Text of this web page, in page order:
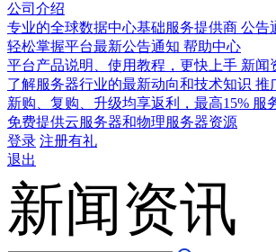
公司介绍
专业的全球数据中心基础服务提供商 公告
轻松掌握平台最新公告通知 帮助中心
平台产品说明、使用教程，更快上手 新闻
了解服务器行业的最新动向和技术知识 推
新购、复购、升级均享返利，最高15% 服
免费提供云服务器和物理服务器资源
登录 注册有礼
退出
新闻资讯